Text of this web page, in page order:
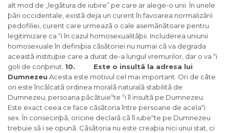
alt mod de „legãtura de iubire” pe care ar alege-o unii. În unele
þãri occidentale, existã deja un curent în favoarea normalizãrii
pedofiliei, curent care urmeazã o cale asemãnãtoare pentru
legitimizare ca ºi în cazul homosexualitãþii. Includerea uniunii
homosexuale în definiþia cãsãtoriei nu numai cã va degrada
aceastã instituþie care a durat de-a lungul vremurilor, dar o va ºi
goli de conþinut. 10. Este o insultã la adresa lui
Dumnezeu Acesta este motivul cel mai important. Ori de câte
ori este încãlcatã ordinea moralã naturalã stabilitã de
Dumnezeu, persoana pãcãtuieºte ºi îl insultã pe Dumnezeu.
Este exact ceea ce face cãsãtoria între persoane de acelaºi
sex. În consecinþã, oricine declarã cã îl iubeºte pe Dumnezeu
trebuie sã i se opunã. Cãsãtoria nu este creaþia nici unui stat, ci